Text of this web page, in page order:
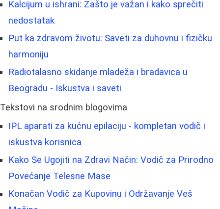
Kalcijum u ishrani: Zašto je važan i kako sprečiti
nedostatak
Put ka zdravom životu: Saveti za duhovnu i fizičku
harmoniju
Radiotalasno skidanje mladeža i bradavica u
Beogradu - Iskustva i saveti
Tekstovi na srodnim blogovima
IPL aparati za kućnu epilaciju - kompletan vodič i
iskustva korisnica
Kako Se Ugojiti na Zdravi Način: Vodič za Prirodno
Povećanje Telesne Mase
Konačan Vodič za Kupovinu i Održavanje Veš